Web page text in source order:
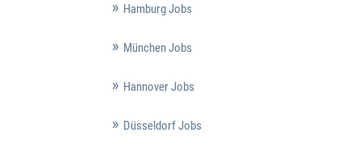
Hamburg Jobs
München Jobs
Hannover Jobs
Düsseldorf Jobs